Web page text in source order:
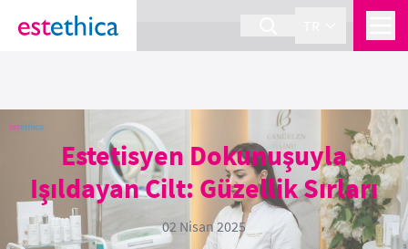
section Service {
Estetisyen Dokunuşuyla
Işıldayan Cilt: Güzellik Sırları
02 Nisan 2025